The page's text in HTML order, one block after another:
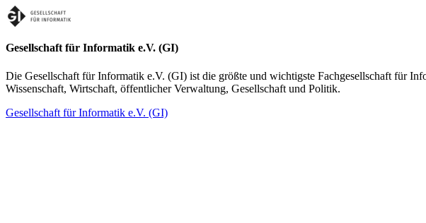
Gesellschaft für Informatik e.V. (GI)
Die Gesellschaft für Informatik e.V. (GI) ist die größte und wichtigste Fachgesellschaft für
Wissenschaft, Wirtschaft, öffentlicher Verwaltung, Gesellschaft und Politik.
Gesellschaft für Informatik e.V. (GI)